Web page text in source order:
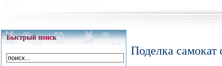
Быстрый поиск
Поделка самокат